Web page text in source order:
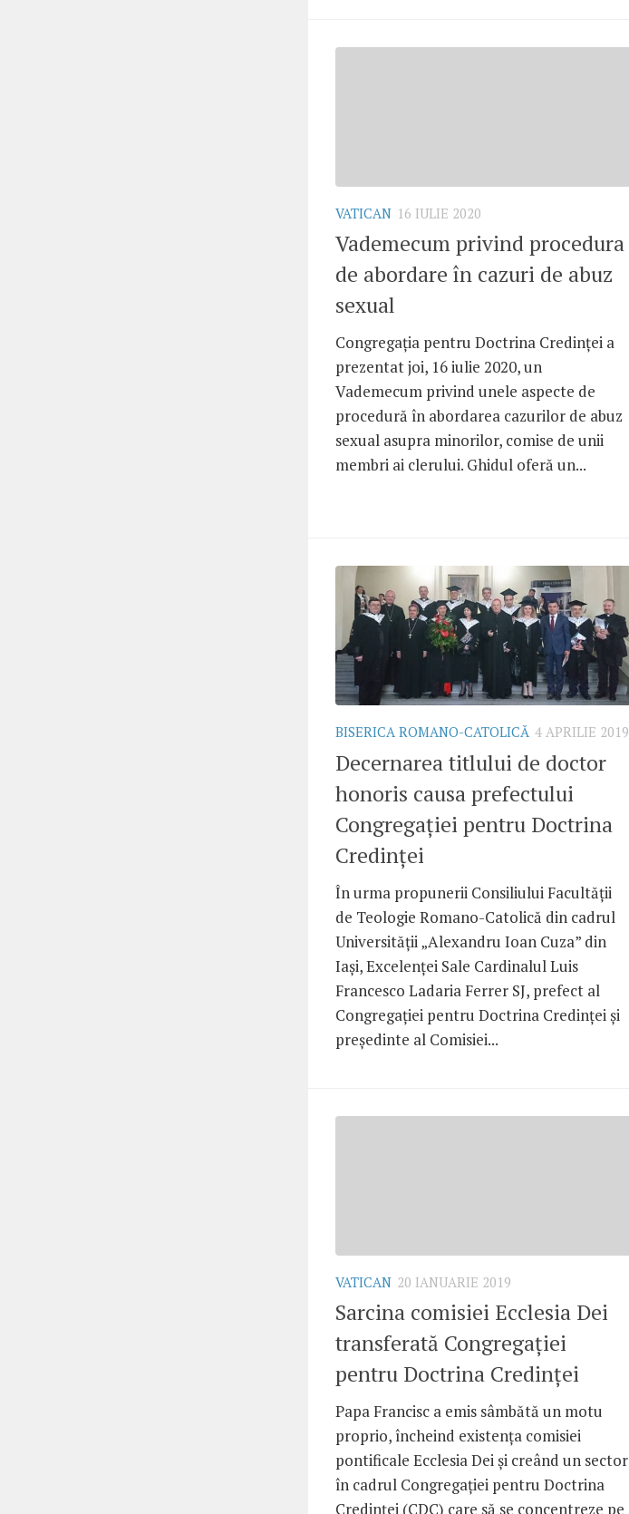
VATICAN 16 IULIE 2020
Vademecum privind procedura
de abordare în cazuri de abuz
sexual
Congregația pentru Doctrina Credinței a
prezentat joi, 16 iulie 2020, un
Vademecum privind unele aspecte de
procedură în abordarea cazurilor de abuz
sexual asupra minorilor, comise de unii
membri ai clerului. Ghidul oferă un...
BISERICA ROMANO-CATOLICĂ 4 APRILIE 2019
Decernarea titlului de doctor
honoris causa prefectului
Congregației pentru Doctrina
Credinței
În urma propunerii Consiliului Facultății
de Teologie Romano-Catolică din cadrul
Universității „Alexandru Ioan Cuza” din
Iași, Excelenței Sale Cardinalul Luis
Francesco Ladaria Ferrer SJ, prefect al
Congregației pentru Doctrina Credinței și
președinte al Comisiei...
VATICAN 20 IANUARIE 2019
Sarcina comisiei Ecclesia Dei
transferată Congregației
pentru Doctrina Credinței
Papa Francisc a emis sâmbătă un motu
proprio, încheind existența comisiei
pontificale Ecclesia Dei și creând un sector
în cadrul Congregației pentru Doctrina
Credinței (CDC) care să se concentreze pe